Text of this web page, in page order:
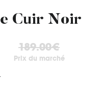
Cuir Noir
189.00€
Prix du marché